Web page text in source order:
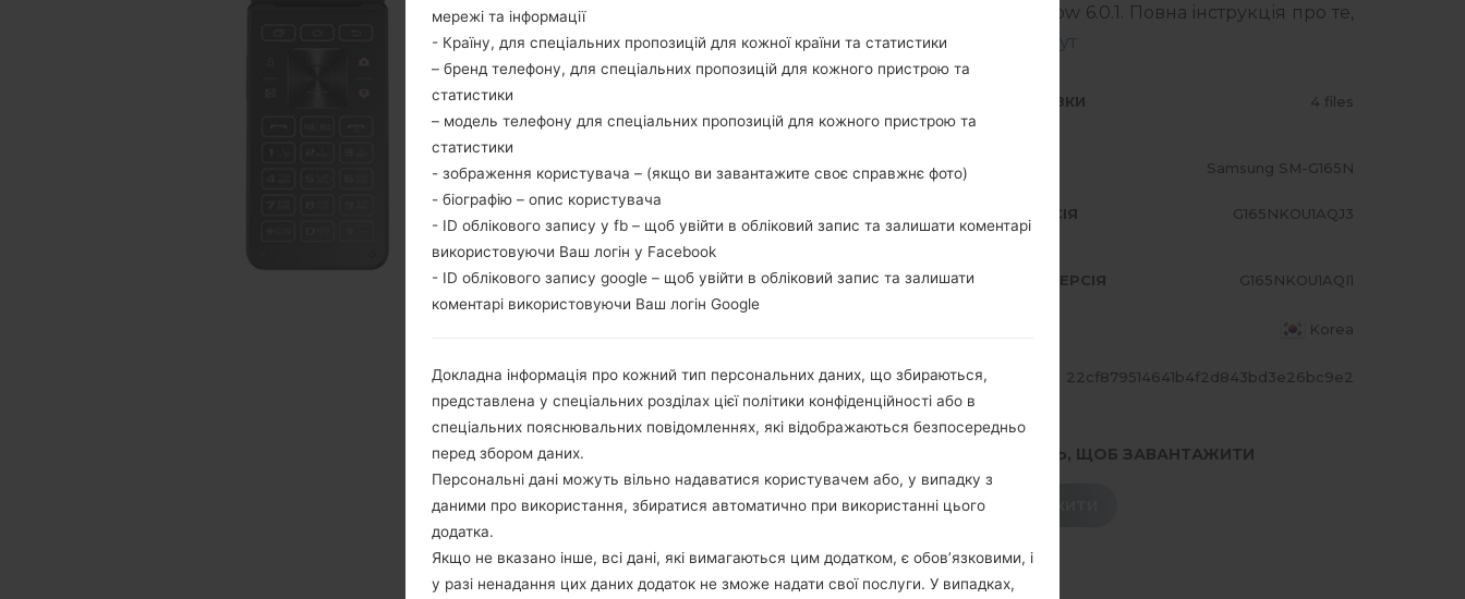
операційної системи даної прошивки Android Marshmallow 6.0.1. Повна інструкція про те,
як прошивати стокову прошивку на пристроях Samsung
тут
4m67adf8_fac
ТИП ПРОШИВКИ 4 files
РОЗМІР ФАЙЛУ 1.49 GiB МОДЕЛЬ Samsung SM-G165N
ОПЕРАЦІЙНА
СИСТЕМА
PDA/AP ВЕРСІЯ G165NKOU1AQJ3
CSC ВЕРСІЯ G165NKOO1AQJ3 MODEM/CP ВЕРСІЯ G165NKOU1AQI1
Korea
ОПИС KOO ХЕШ 22cf879514641b4f2d843bd3e26bc9e2
1.ПЕРЕВІРТИ НАЯВНІСТЬ RECAPTCHA 2.НАТИСНІТЬ, ЩОБ ЗАВАНТАЖИТИ
ЗАВАНТАЖИТИ
мережі та інформації
- Країну, для спеціальних пропозицій для кожної країни та статистики
– бренд телефону, для спеціальних пропозицій для кожного пристрою та
статистики
– модель телефону для спеціальних пропозицій для кожного пристрою та
статистики
- зображення користувача – (якщо ви завантажите своє справжнє фото)
- біографію – опис користувача
- ID облікового запису у fb – щоб увійти в обліковий запис та залишати коментарі
використовуючи Ваш логін у Facebook
- ID облікового запису google – щоб увійти в обліковий запис та залишати
коментарі використовуючи Ваш логін Google
Докладна інформація про кожний тип персональних даних, що збираються,
представлена у спеціальних розділах цієї політики конфіденційності або в
спеціальних пояснювальних повідомленнях, які відображаються безпосередньо
перед збором даних.
Персональні дані можуть вільно надаватися користувачем або, у випадку з
даними про використання, збиратися автоматично при використанні цього
додатка.
Якщо не вказано інше, всі дані, які вимагаються цим додатком, є обов’язковими, і
у разі ненадання цих даних додаток не зможе надати свої послуги. У випадках,